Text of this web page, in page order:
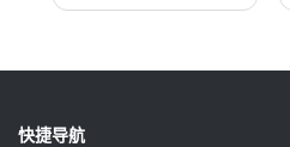
快捷导航